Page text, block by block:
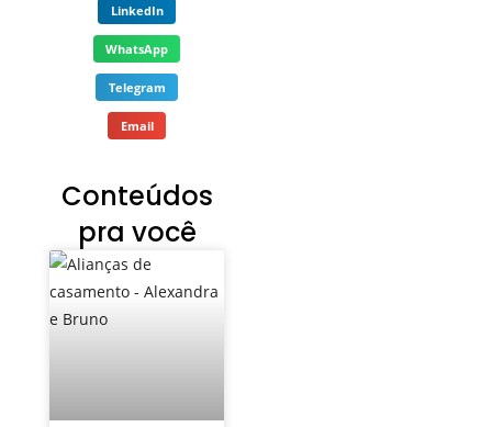
LinkedIn
WhatsApp
Telegram
Email
Conteúdos
pra você